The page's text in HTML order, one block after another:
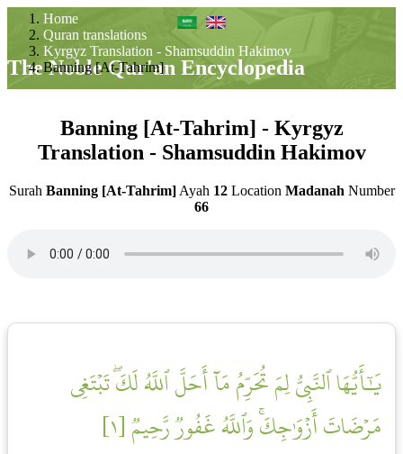
The Noble Qur'an Encyclopedia
Home
Quran translations
Kyrgyz Translation - Shamsuddin Hakimov
Banning [At-Tahrim]
Banning [At-Tahrim] - Kyrgyz
Translation - Shamsuddin Hakimov
Surah Banning [At-Tahrim]Ayah 12Location Madanah Number
66
يَٰٓأَيُّهَا ٱلنَّبِيُّ لِمَ تُحَرِّمُ مَآ أَحَلَّ ٱللَّهُ لَكَۖ تَبۡتَغِي
مَرۡضَاتَ أَزۡوَٰجِكَۚ وَٱللَّهُ غَفُورٞ رَّحِيمٞ [١]